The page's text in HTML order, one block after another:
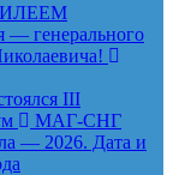
— генерального
III
МАГ-СНГ
— 2026. Дата и